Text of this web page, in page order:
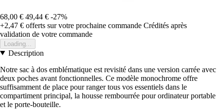
68,00 € 49,44 € -27%
+2,47 € offerts sur votre prochaine commande Crédités après
validation de votre commande
Loading...
Description
Notre sac à dos emblématique est revisité dans une version carrée avec
deux poches avant fonctionnelles. Ce modèle monochrome offre
suffisamment de place pour ranger tous vos essentiels dans le
compartiment principal, la housse rembourrée pour ordinateur portable
et le porte-bouteille.